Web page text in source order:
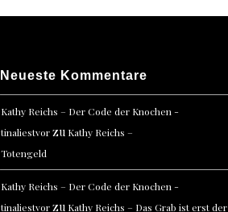
Neueste Kommentare
Kathy Reichs – Der Code der Knochen -
tinaliestvorzu Kathy Reichs –
Totengeld
Kathy Reichs – Der Code der Knochen -
tinaliestvorzu Kathy Reichs – Das Grab ist erst der